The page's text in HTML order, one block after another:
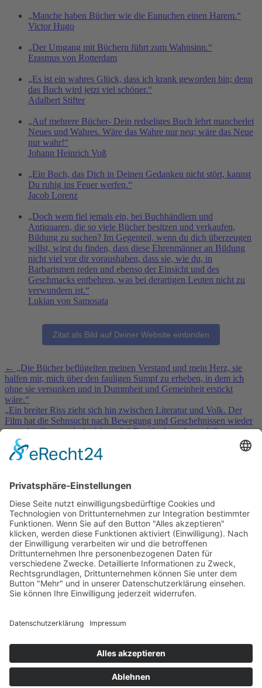
„Manche haben Bücher wie die Eunuchen einen Harem.“
Victor Hugo
„Der Umgang mit Büchern führt zum Wahnsinn.“
Erasmus von Rotterdam
„Es ist ein wahres Glück, dass ich krank geworden bin; denn
das Buch wird jetzt viel schöner.“
Adalbert Stifter
„Auf mehrere Bücher- Dein redseliges Buch lehrt mancherlei
Neues und Wahres. Wäre das Wahre nur neu; wäre das Neue
nur wahr!“
Johann Heinrich Voß
„Ein Buch, das Dich in Deinen Gedanken nicht stört, kannst
Du ruhig ins Feuer werfen.“
Jacob Lorenz
„Doch wem fiel jemals ein, bei Buchhändlern und
Antiquaren, die so viele Bücher besitzen und verkaufen,
Bildung zu suchen? Im Gegenteil, wenn du dich überzeugen
willst, wirst du finden, dass diese Ehrenmänner an Bildung
nicht viel vor dir voraushaben, dass sie, wie du, in
Barbarismen reden und ebenso der Einsicht und des
Geschmacks entbehren, was bei derartigen Leuten nicht zu
verwundern ist.“
Lukian von Samosata
Zitat als Bild auf Deiner Website einbinden
Weitere
inspirierende
Zitate
zum
Nachdenken
← „Die Bücher beflügelten meinen Verstand und mein Herz, sie
halfen mir, mich über den fauligen Sumpf zu erheben, in dem ich
ohne sie versunken und in Dummheit und Gemeinheit erstickt
wäre.“
„Ein breiter Riss zieht sich hin zwischen Literatur und Volk. Der
Film hat die Sehnsucht nach Bewegung und Geschehnissen wieder
erweckt, die „psychologisierende“ Epoche beendet und die
ungezählten „stillen Bücher“ auf ewig still gemacht.“
Service & Kontakt
Welt-der-Zitate.com
Über unsere Zitate Sammlung
Datenschutz
Social Media Police
Impressum
Schöne Sprüche
Beliebte Themen
Berühmte Personen Aphorismen